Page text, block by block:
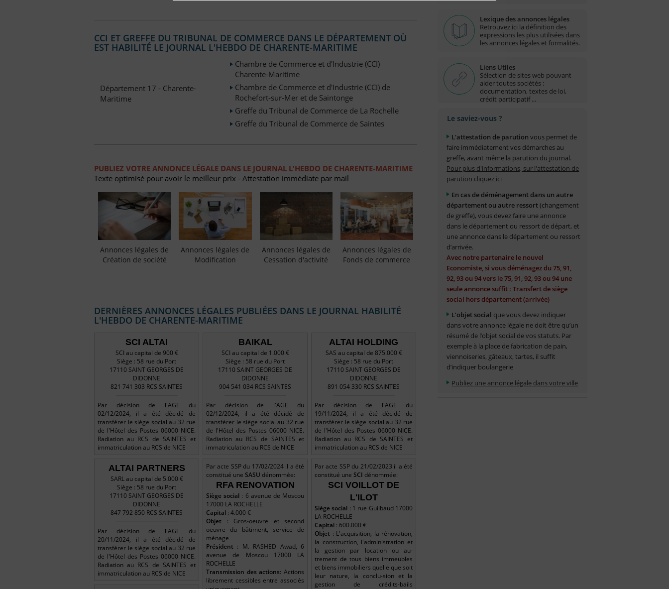
CCI ET GREFFE DU TRIBUNAL DE COMMERCE DANS LE DÉPARTEMENT OÙ
EST HABILITÉ LE JOURNAL L'HEBDO DE CHARENTE-MARITIME
Département 17 - Charente-
Maritime
Chambre de Commerce et d'Industrie (CCI)
Charente-Maritime
Chambre de Commerce et d'Industrie (CCI) de
Rochefort-sur-Mer et de Saintonge
Greffe du Tribunal de Commerce de La Rochelle
Greffe du Tribunal de Commerce de Saintes
PUBLIEZ VOTRE ANNONCE LÉGALE DANS LE JOURNAL L'HEBDO DE CHARENTE-MARITIME
Texte optimisé pour avoir le meilleur prix - Attestation immédiate par mail
Annonces légales de
Création de société
Annonces légales de
Modification
Annonces légales de
Cessation d'activité
Annonces légales de
Fonds de commerce
DERNIÈRES ANNONCES LÉGALES PUBLIÉES DANS LE JOURNAL HABILITÉ
L'HEBDO DE CHARENTE-MARITIME
SCI ALTAI
SCI au capital de 900 €
Siège : 58 rue du Port
17110 SAINT GEORGES DE
DIDONNE
821 741 303 RCS SAINTES
Par décision de l'AGE du
02/12/2024, il a été décidé de
transférer le siège social au 32 rue
de l'Hôtel des Postes 06000 NICE.
Radiation au RCS de SAINTES et
immatriculation au RCS de NICE
BAIKAL
SCI au capital de 1.000 €
Siège : 58 rue du Port
17110 SAINT GEORGES DE
DIDONNE
904 541 034 RCS SAINTES
Par décision de l'AGE du
02/12/2024, il a été décidé de
transférer le siège social au 32 rue
de l'Hôtel des Postes 06000 NICE.
Radiation au RCS de SAINTES et
immatriculation au RCS de NICE
ALTAI HOLDING
SAS au capital de 875.000 €
Siège : 58 rue du Port
17110 SAINT GEORGES DE
DIDONNE
891 054 330 RCS SAINTES
Par décision de l'AGE du
19/11/2024, il a été décidé de
transférer le siège social au 32 rue
de l'Hôtel des Postes 06000 NICE.
Radiation au RCS de SAINTES et
immatriculation au RCS de NICE
ALTAI PARTNERS
SARL au capital de 5.000 €
Siège : 58 rue du Port
17110 SAINT GEORGES DE
DIDONNE
847 792 850 RCS SAINTES
Par décision de l'AGE du
20/11/2024, il a été décidé de
transférer le siège social au 32 rue
de l'Hôtel des Postes 06000 NICE.
Radiation au RCS de SAINTES et
immatriculation au RCS de NICE
Par acte SSP du 17/02/2024 il a été
constitué une SASU dénommée:
RFA RENOVATION
Siège social : 6 avenue de Moscou
17000 LA ROCHELLE
Capital : 4.000 €
Objet : Gros-oeuvre et second
oeuvre du bâtiment, service de
ménage
Président : M. RASHED Awad, 6
avenue de Moscou 17000 LA
ROCHELLE
Transmission des actions: Actions
librement cessibles entre associés
Par acte SSP du 21/02/2023 il a été
constitué une SCI dénommée:
SCI VOILLOT DE
L'ILOT
Siège social : 1 rue Guilbaud 17000
LA ROCHELLE
Capital : 600.000 €
Objet : L'acquisition, la rénovation,
la construction, l'administration et
la gestion par location ou au-
trement de tous biens immeubles
et biens immobiliers quelle que soit
leur nature, la conclu-sion et la
gestion de crédits-bails
Lexique des annonces légales
Retrouvez ici la définition des
expressions les plus utilisées dans
les annonces légales et formalités.
Liens Utiles
Sélection de sites web pouvant
aider toutes sociétés :
documentation, textes de loi,
crédit participatif ...
Le saviez-vous ?
L'attestation de parution vous permet de
faire immédiatement vos démarches au
greffe, avant même la parution du journal.
Pour plus d'informations, sur l'attestation de
parution cliquez ici
En cas de déménagement dans un autre
département ou autre ressort(changement
de greffe), vous devez faire une annonce
dans le département ou ressort de départ, et
une annonce dans le département ou ressort
d’arrivée.
Avec notre partenaire le nouvel
Economiste, si vous déménagez du 75, 91,
92, 93 ou 94 vers le 75, 91, 92, 93 ou 94 une
seule annonce suffit : Transfert de siège
social hors département (arrivée)
L’objet social que vous devez indiquer
dans votre annonce légale ne doit être qu’un
résumé de l’objet social de vos statuts. Par
exemple à la place de fabrication de pain,
viennoiseries, gâteaux, tartes, il suffit
d’indiquer boulangerie
Publiez une annonce légale dans votre ville